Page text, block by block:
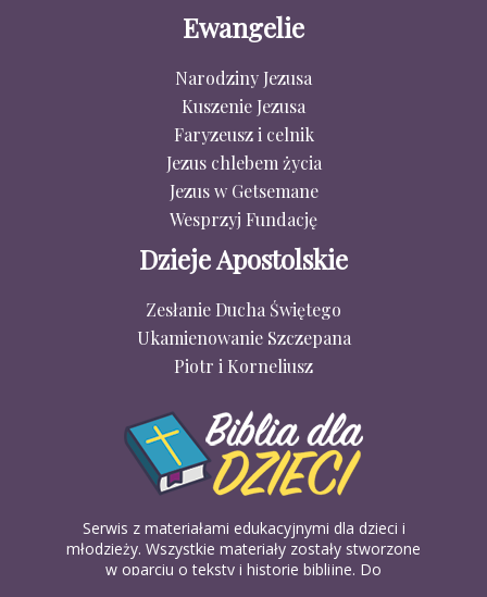
Ewangelie
Narodziny Jezusa
Kuszenie Jezusa
Faryzeusz i celnik
Jezus chlebem życia
Jezus w Getsemane
Wesprzyj Fundację
Dzieje Apostolskie
Zesłanie Ducha Świętego
Ukamienowanie Szczepana
Piotr i Korneliusz
Serwis z materiałami edukacyjnymi dla dzieci i
młodzieży. Wszystkie materiały zostały stworzone
w oparciu o teksty i historie biblijne. Do